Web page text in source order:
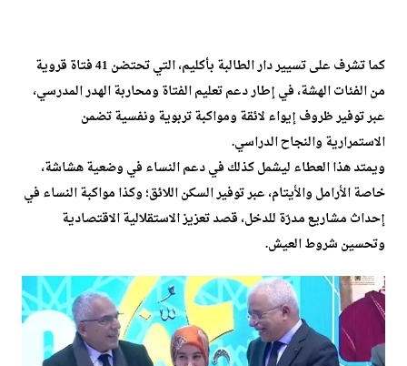
كما تشرف على تسيير دار الطالبة بأكليم، التي تحتضن 41 فتاة قروية
من الفئات الهشة، في إطار دعم تعليم الفتاة ومحاربة الهدر المدرسي،
عبر توفير ظروف إيواء لائقة ومواكبة تربوية ونفسية تضمن
الاستمرارية والنجاح الدراسي.
ويمتد هذا العطاء ليشمل كذلك في دعم النساء في وضعية هشاشة،
خاصة الأرامل والأيتام، عبر توفير السكن اللائق؛ وكذا مواكبة النساء في
إحداث مشاريع مدرّة للدخل، قصد تعزيز الاستقلالية الاقتصادية
وتحسين شروط العيش.